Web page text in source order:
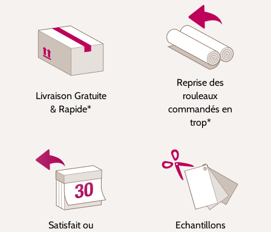
Livraison Gratuite
& Rapide*
Reprise des
rouleaux
commandés en
trop*
Satisfait ou
Echantillons